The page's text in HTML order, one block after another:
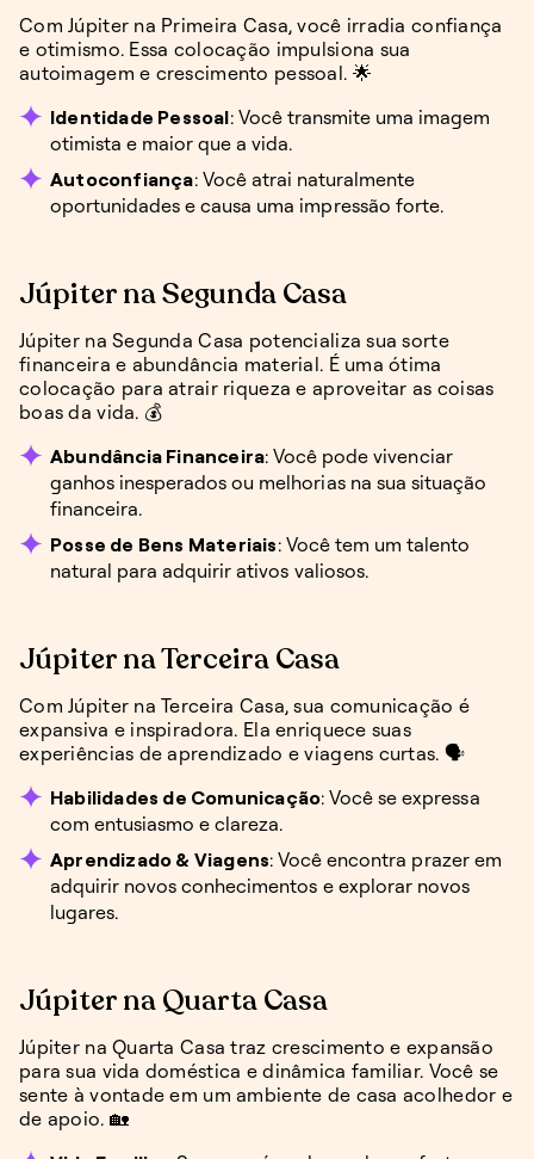
Com Júpiter na Primeira Casa, você irradia confiança
e otimismo. Essa colocação impulsiona sua
autoimagem e crescimento pessoal. 🌟
Identidade Pessoal: Você transmite uma imagem
otimista e maior que a vida.
Autoconfiança: Você atrai naturalmente
oportunidades e causa uma impressão forte.
Júpiter na Segunda Casa
Júpiter na Segunda Casa potencializa sua sorte
financeira e abundância material. É uma ótima
colocação para atrair riqueza e aproveitar as coisas
boas da vida. 💰
Abundância Financeira: Você pode vivenciar
ganhos inesperados ou melhorias na sua situação
financeira.
Posse de Bens Materiais: Você tem um talento
natural para adquirir ativos valiosos.
Júpiter na Terceira Casa
Com Júpiter na Terceira Casa, sua comunicação é
expansiva e inspiradora. Ela enriquece suas
experiências de aprendizado e viagens curtas. 🗣️
Habilidades de Comunicação: Você se expressa
com entusiasmo e clareza.
Aprendizado & Viagens: Você encontra prazer em
adquirir novos conhecimentos e explorar novos
lugares.
Júpiter na Quarta Casa
Júpiter na Quarta Casa traz crescimento e expansão
para sua vida doméstica e dinâmica familiar. Você se
sente à vontade em um ambiente de casa acolhedor e
de apoio. 🏡